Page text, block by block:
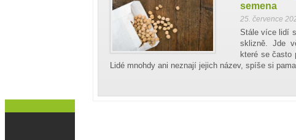
semena
25. července
Stále více lidí
sklizně. Jde
které se často
Lidé mnohdy ani neznají jejich název, spíše si